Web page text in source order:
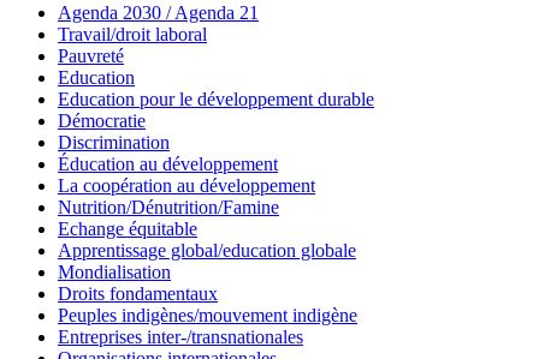
Agenda 2030 / Agenda 21
Travail/droit laboral
Pauvreté
Education
Education pour le développement durable
Démocratie
Discrimination
Éducation au développement
La coopération au développement
Nutrition/Dénutrition/Famine
Echange équitable
Apprentissage global/education globale
Mondialisation
Droits fondamentaux
Peuples indigènes/mouvement indigène
Entreprises inter-/transnationales